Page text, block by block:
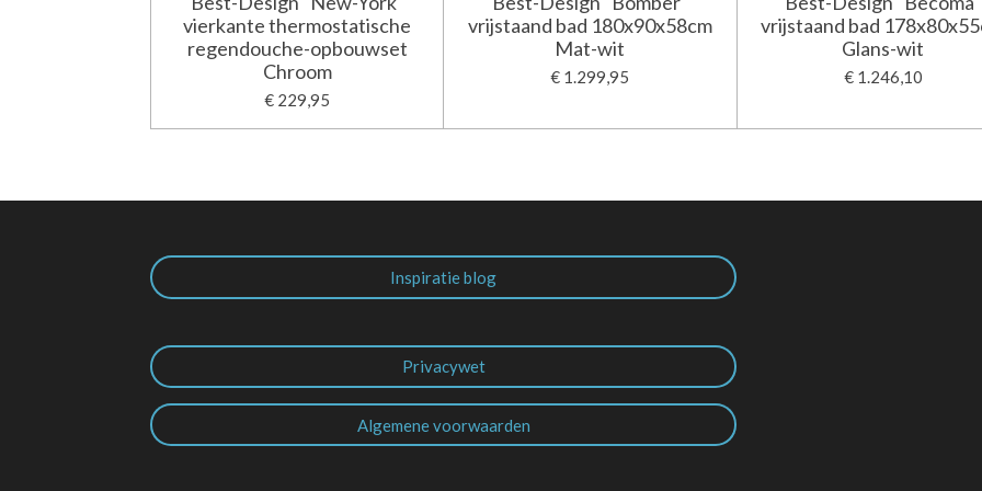
vierkante thermostatische
regendouche-opbouwset
Chroom
€ 229,95
vrijstaand bad 180x90x58cm
Mat-wit
€ 1.299,95
vrijstaand bad
Glans-wit
€ 1.246,10
Inspiratie blog
Privacywet
Algemene voorwaarden